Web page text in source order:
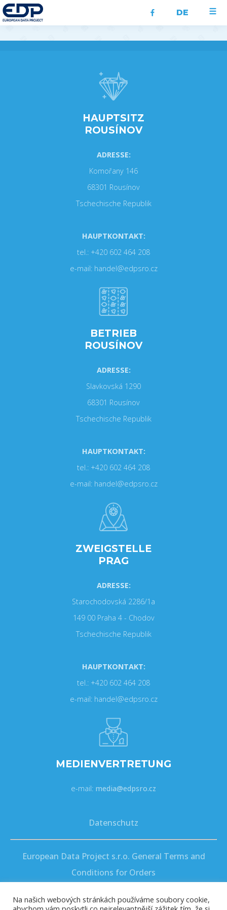
DE
HAUPTSITZ
ROUSÍNOV
ADRESSE:
Komořany 146
68301 Rousínov
Tschechische Republik
HAUPTKONTAKT:
tel.: +420 602 464 208
e-mail: handel@edpsro.cz
BETRIEB
ROUSÍNOV
ADRESSE:
Slavkovská 1290
68301 Rousínov
Tschechische Republik
HAUPTKONTAKT:
tel.: +420 602 464 208
e-mail: handel@edpsro.cz
ZWEIGSTELLE
PRAG
ADRESSE:
Starochodovská 2286/1a
149 00 Praha 4 - Chodov
Tschechische Republik
HAUPTKONTAKT:
tel.: +420 602 464 208
e-mail: handel@edpsro.cz
MEDIENVERTRETUNG
e-mail: media@edpsro.cz
Datenschutz
European Data Project s.r.o. General Terms and
Conditions for Orders
Na našich webových stránkách používáme soubory cookie,